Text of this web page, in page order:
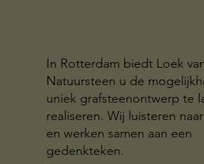
In Rotterdam biedt Loek
Natuursteen u de
uniek grafsteenontwerp te
realiseren. Wij luisteren
en werken samen aan een
gedenkteken.